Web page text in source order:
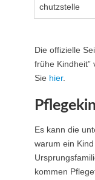
chutzstelle
Die offizielle
frühe Kindheit”
Sie hier.
Es kann die
warum ein
kommen